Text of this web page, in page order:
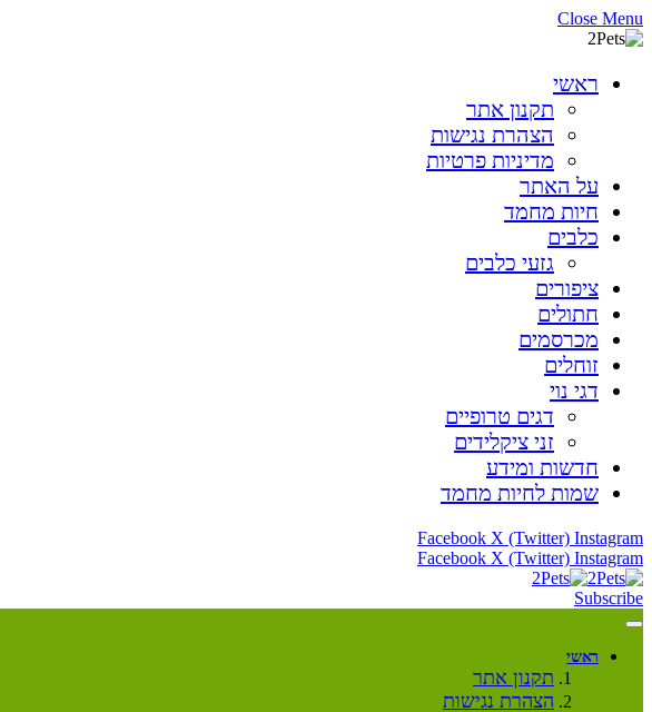
Close Menu
ראשי
תקנון אתר
הצהרת נגישות
מדיניות פרטיות
על האתר
חיות מחמד
כלבים
גזעי כלבים
ציפורים
חתולים
מכרסמים
זוחלים
דגי נוי
דגים טרופיים
זני ציקלידים
חדשות ומידע
שמות לחיות מחמד
Facebook X (Twitter) Instagram
Facebook X (Twitter) Instagram
Subscribe
ראשי
תקנון אתר
הצהרת נגישות